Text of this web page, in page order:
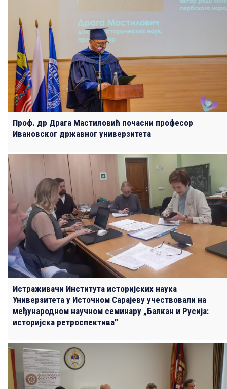
Проф. др Драга Мастиловић почасни професор
Ивановског државног универзитета
Истраживачи Института историјских наука
Универзитета у Источном Сарајеву учествовали на
међународном научном семинару „Балкан и Русија:
историјска ретроспектива”